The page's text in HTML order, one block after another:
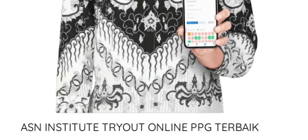
ASN INSTITUTE TRYOUT ONLINE PPG TERBAIK